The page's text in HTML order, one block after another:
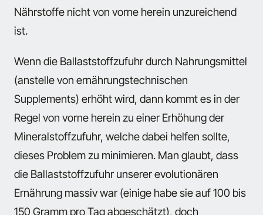
Nährstoffe nicht von vorne herein unzureichend
ist.
Wenn die Ballaststoffzufuhr durch Nahrungsmittel
(anstelle von ernährungstechnischen
Supplements) erhöht wird, dann kommt es in der
Regel von vorne herein zu einer Erhöhung der
Mineralstoffzufuhr, welche dabei helfen sollte,
dieses Problem zu minimieren. Man glaubt, dass
die Ballaststoffzufuhr unserer evolutionären
Ernährung massiv war (einige habe sie auf 100 bis
150 Gramm pro Tag abgeschätzt), doch